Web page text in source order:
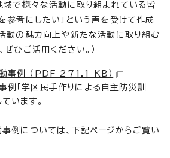
域で様々な活動に取り組まれている皆
参考にしたい」という声を受けて作成
動の魅力向上や新たな活動に取り組む
ぜひご活用ください。）
事例 （PDF 271.1 KB）
例「学区民手作りによる自主防災訓
います。
例については、下記ページからご覧い